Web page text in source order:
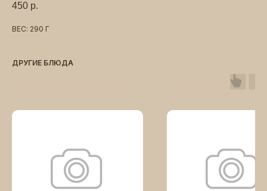
450 р.
ВЕС: 290 Г
ДРУГИЕ БЛЮДА